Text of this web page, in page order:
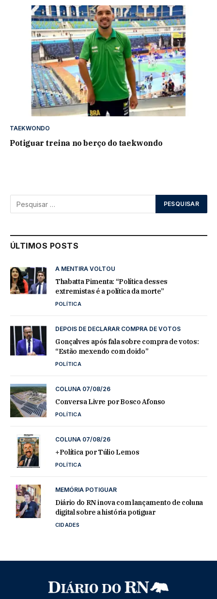
TAEKWONDO
Potiguar treina no berço do taekwondo
ÚLTIMOS POSTS
A MENTIRA VOLTOU
Thabatta Pimenta: “Política desses
extremistas é a política da morte”
POLÍTICA
DEPOIS DE DECLARAR COMPRA DE VOTOS
Gonçalves após fala sobre compra de votos:
“Estão mexendo com doido”
POLÍTICA
COLUNA 07/08/26
Conversa Livre por Bosco Afonso
POLÍTICA
COLUNA 07/08/26
+Política por Túlio Lemos
POLÍTICA
MEMÓRIA POTIGUAR
Diário do RN inova com lançamento de coluna
digital sobre a história potiguar
CIDADES